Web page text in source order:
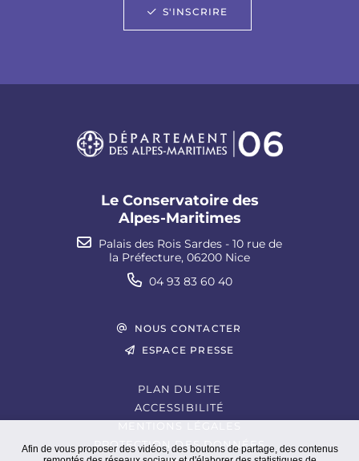
Afin de vous proposer des vidéos, des boutons de partage, des contenus
S'INSCRIRE
Le Conservatoire des
Alpes-Maritimes
Palais des Rois Sardes - 10 rue de
la Préfecture, 06200 Nice
04 93 83 60 40
NOUS CONTACTER
ESPACE PRESSE
PLAN DU SITE
ACCESSIBILITÉ
PROTECTION DES DONNÉES